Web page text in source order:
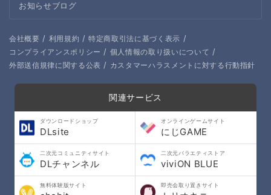
お知らせブログ
会社概要 / 利用規約 / 特定商取引法に基づく表示 /
コンプライアンスポリシー / 個人情報の取り扱いについて /
外部送信規律に関する公表 / カスタマーハラスメントに対する行動指針
関連サービス
ダウンロードショップ
DLsite
オンラインゲームサイト
にじGAME
二次元コミュニティサイト
DLチャンネル
二次元バラエティストア
viviON BLUE
無料体験版サイト 即売会取り置きサイト